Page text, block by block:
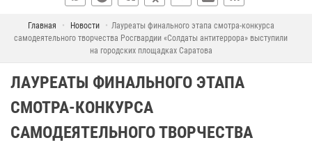
Главная Новости
Лауреаты финального этапа смотра-конкурса
самодеятельного творчества Росгвардии «Солдаты антитеррора» выступили
на городских площадках Саратова
ЛАУРЕАТЫ ФИНАЛЬНОГО ЭТАПА
СМОТРА-КОНКУРСА
САМОДЕЯТЕЛЬНОГО ТВОРЧЕСТВА